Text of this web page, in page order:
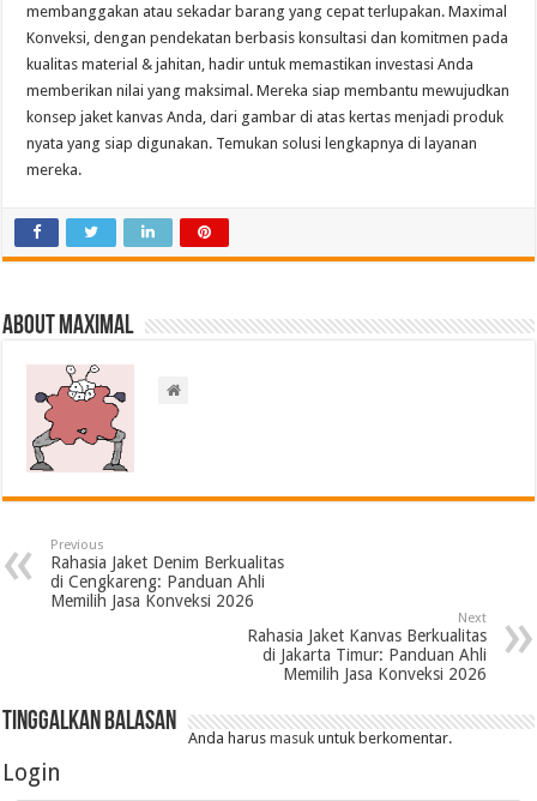
membanggakan atau sekadar barang yang cepat terlupakan. Maximal
Konveksi, dengan pendekatan berbasis konsultasi dan komitmen pada
kualitas material & jahitan, hadir untuk memastikan investasi Anda
memberikan nilai yang maksimal. Mereka siap membantu mewujudkan
konsep jaket kanvas Anda, dari gambar di atas kertas menjadi produk
nyata yang siap digunakan. Temukan solusi lengkapnya di layanan
mereka.
About Maximal
Previous
Rahasia Jaket Denim Berkualitas
di Cengkareng: Panduan Ahli
Memilih Jasa Konveksi 2026
Next
Rahasia Jaket Kanvas Berkualitas
di Jakarta Timur: Panduan Ahli
Memilih Jasa Konveksi 2026
Tinggalkan Balasan
Anda harusmasuk untuk berkomentar.
Login